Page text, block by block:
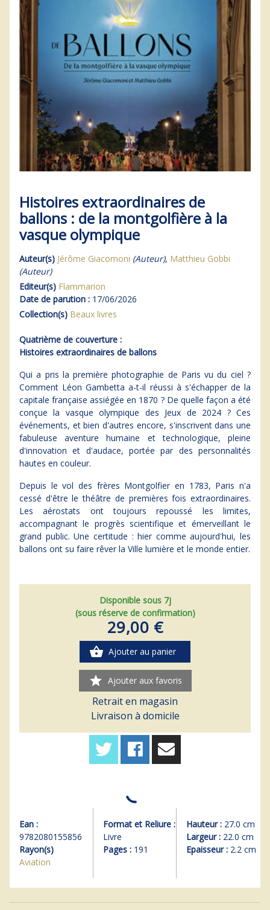
Histoires extraordinaires de
ballons : de la montgolfière à la
vasque olympique
Auteur(s) Jérôme Giacomoni (Auteur), Matthieu Gobbi
(Auteur)
Editeur(s) Flammarion
Date de parution : 17/06/2026
Collection(s) Beaux livres
Quatrième de couverture :
Histoires extraordinaires de ballons
Qui a pris la première photographie de Paris vu du ciel ?
Comment Léon Gambetta a-t-il réussi à s'échapper de la
capitale française assiégée en 1870 ? De quelle façon a été
conçue la vasque olympique des Jeux de 2024 ? Ces
événements, et bien d'autres encore, s'inscrivent dans une
fabuleuse aventure humaine et technologique, pleine
d'innovation et d'audace, portée par des personnalités
hautes en couleur.
Depuis le vol des frères Montgolfier en 1783, Paris n'a
cessé d'être le théâtre de premières fois extraordinaires.
Les aérostats ont toujours repoussé les limites,
accompagnant le progrès scientifique et émerveillant le
grand public. Une certitude : hier comme aujourd'hui, les
ballons ont su faire rêver la Ville lumière et le monde entier.
Disponible sous 7j
(sous réserve de confirmation)
29,00 €
shopping_basket Ajouter au panier
star Ajouter aux favoris
Retrait en magasin
Livraison à domicile
Ean :
9782080155856
Rayon(s)
Aviation
Format et Reliure :
Livre
Pages :191
Hauteur : 27.0 cm
Largeur : 22.0 cm
Epaisseur : 2.2 cm